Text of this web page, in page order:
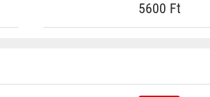
5600 Ft